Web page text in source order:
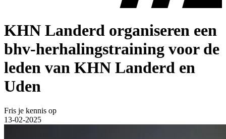
KHN Landerd organiseren een
bhv-herhalingstraining voor de
leden van KHN Landerd en
Uden
Fris je kennis op
13-02-2025